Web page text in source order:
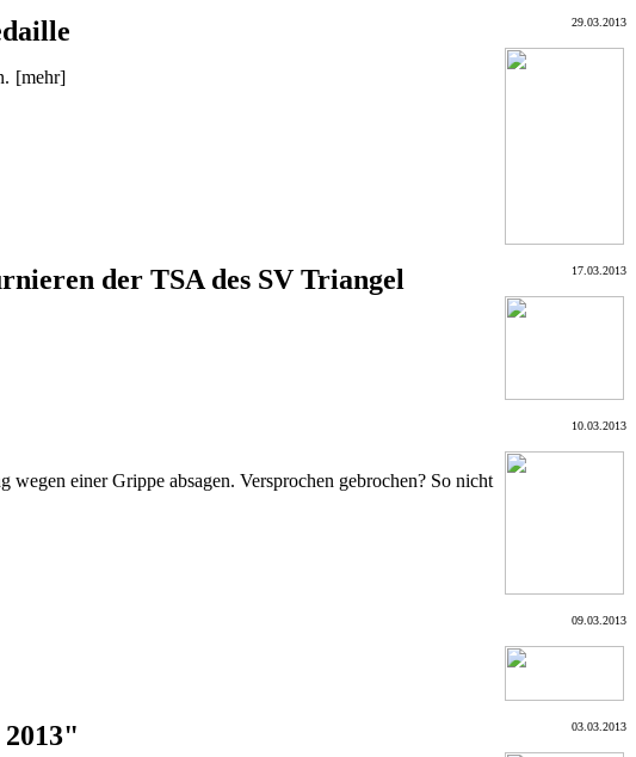
29.03.2013
[mehr]
17.03.2013
der TSA des SV Triangel
10.03.2013
einer Grippe absagen. Versprochen gebrochen? So nicht
09.03.2013
03.03.2013